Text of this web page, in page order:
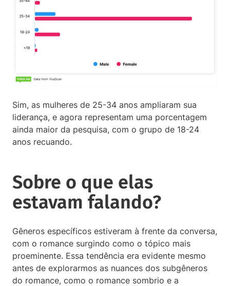
Sim, as mulheres de 25-34 anos ampliaram sua
liderança, e agora representam uma porcentagem
ainda maior da pesquisa, com o grupo de 18-24
anos recuando.
Sobre o que elas
estavam falando?
Gêneros específicos estiveram à frente da conversa,
com o romance surgindo como o tópico mais
proeminente. Essa tendência era evidente mesmo
antes de explorarmos as nuances dos subgêneros
do romance, como o romance sombrio e a